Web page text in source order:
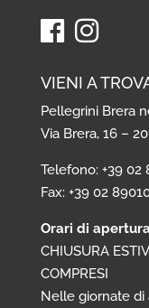
VIENI A
Pellegrini Brera
Via Brera, 16 –
Telefono: +39 02
Fax: +39 02
Orari di
CHIUSURA
COMPRESI
Nelle giornate di